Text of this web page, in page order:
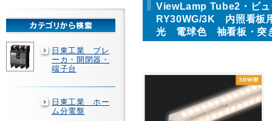
で
販
売
日東工業 ブレ
ーカ・開閉器・
端子台
日東工業 ホー
ム分電盤
ViewLamp Tube2・ビ
RY30WG/3K 内照看板
光 電球色 袖看板・突